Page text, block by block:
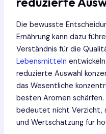
Die bewusste
Ernährung kann dazu
Verständnis für die
Lebensmitteln
reduzierte Auswahl
das Wesentliche
besten Aromen schärfen.
bedeutet nicht Verzicht,
und Wertschätzung für